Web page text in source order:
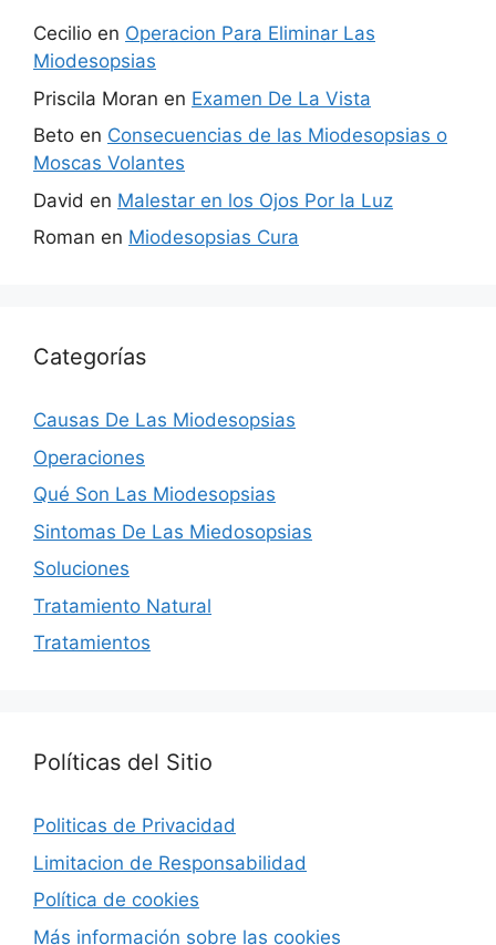
Cecilio en Operacion Para Eliminar Las
Miodesopsias
Priscila Moran en Examen De La Vista
Beto en Consecuencias de las Miodesopsias o
Moscas Volantes
David en Malestar en los Ojos Por la Luz
Roman en Miodesopsias Cura
Categorías
Causas De Las Miodesopsias
Operaciones
Qué Son Las Miodesopsias
Sintomas De Las Miedosopsias
Soluciones
Tratamiento Natural
Tratamientos
Políticas del Sitio
Politicas de Privacidad
Limitacion de Responsabilidad
Política de cookies
Más información sobre las cookies